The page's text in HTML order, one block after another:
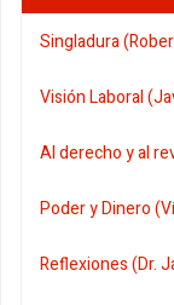
Singladura
Visión Laboral
Al derecho y al
Poder y Dinero
Reflexiones (Dr.